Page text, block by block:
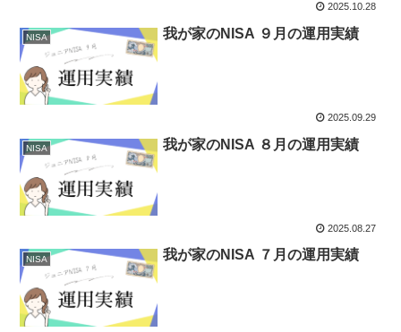
2025.10.28
NISA 我が家のNISA ９月の運用実績
2025.09.29
NISA 我が家のNISA ８月の運用実績
2025.08.27
NISA 我が家のNISA ７月の運用実績